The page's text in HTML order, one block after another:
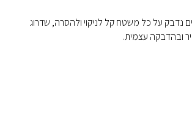
נדבק על כל משטח קל לניקוי ולהסרה, שדרוג
ובהדבקה עצמית.